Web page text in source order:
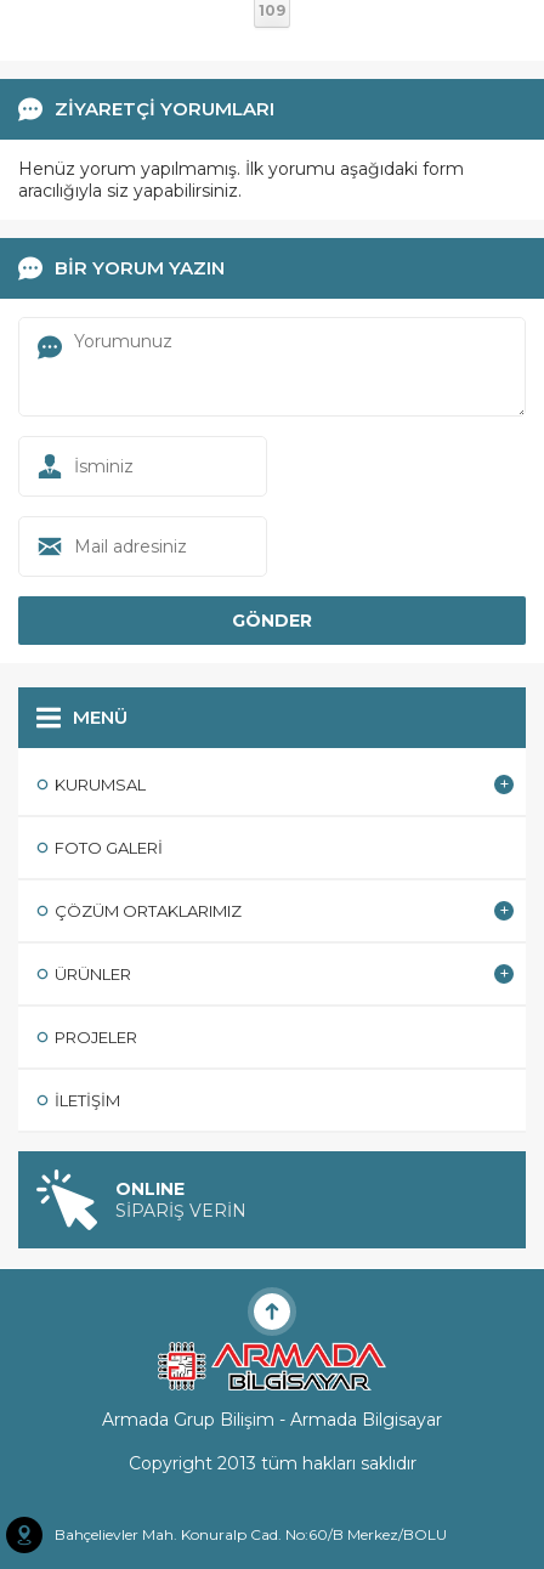
109
ZİYARETÇİ YORUMLARI
Henüz yorum yapılmamış. İlk yorumu aşağıdaki form
aracılığıyla siz yapabilirsiniz.
BİR YORUM YAZIN
MENÜ
KURUMSAL
FOTO GALERI
ÇÖZÜM ORTAKLARIMIZ
ÜRÜNLER
PROJELER
İLETIŞIM
ONLINE
SİPARİŞ VERİN
Armada Grup Bilişim - Armada Bilgisayar
Copyright 2013 tüm hakları saklıdır
Bahçelievler Mah. Konuralp Cad. No:60/B Merkez/BOLU